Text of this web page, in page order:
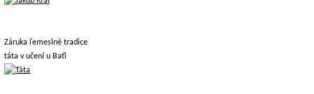
Záruka řemeslné tradice
táta v učení u Baťi